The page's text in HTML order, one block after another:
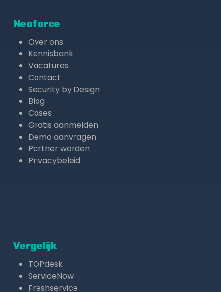
Neoforce
Over ons
Kennisbank
Vacatures
Contact
Security by Design
Blog
Cases
Gratis aanmelden
Demo aanvragen
Partner worden
Privacybeleid
Vergelijk
TOPdesk
ServiceNow
Freshservice